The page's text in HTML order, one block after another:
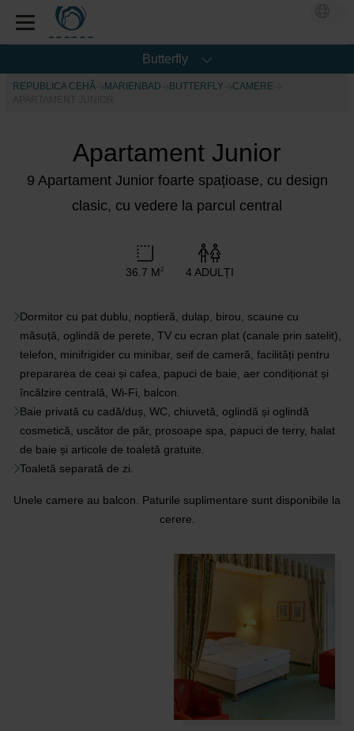
Butterfly
REPUBLICA CEHĂ MARIENBAD BUTTERFLY
CAMERE
Apartament Junior
9 Apartament Junior foarte spațioase, cu design
clasic, cu vedere la parcul central
36.7 M2 4 ADULȚI
Dormitor cu pat dublu, noptieră, dulap, birou, scaune cu
măsuță, oglindă de perete, TV cu ecran plat (canale prin satelit),
telefon, minifrigider cu minibar, seif de cameră, facilități pentru
prepararea de ceai și cafea, papuci de baie, aer condiționat și
încălzire centrală, Wi-Fi, balcon.
Baie privată cu cadă/duș, WC, chiuvetă, oglindă și oglindă
cosmetică, uscător de păr, prosoape spa, papuci de terry, halat
de baie și articole de toaletă gratuite.
Toaletă separată de zi.
Unele camere au balcon. Paturile suplimentare sunt disponibile la
cerere.